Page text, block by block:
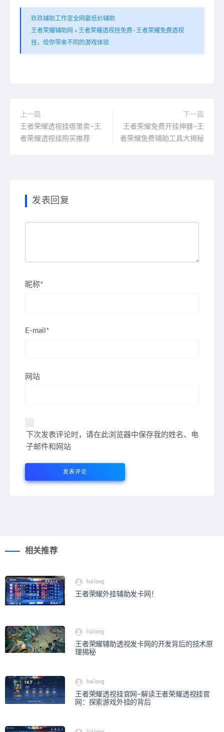
玖玖辅助工作室全网最低价辅助
王者荣耀辅助网 » 王者荣耀透视挂免费–王者荣耀免费透视
挂，给你带来不同的游戏体验
上一篇
王者荣耀透视挂哪里卖–王
者荣耀透视挂购买推荐
下一篇
王者荣耀免费开挂神器–王
者荣耀免费辅助工具大揭秘
发表回复
昵称*
E-mail*
网站
下次发表评论时，请在此浏览器中保存我的姓名、电
子邮件和网站
相关推荐
hailong
王者荣耀外挂辅助发卡网！
hailong
王者荣耀辅助透视发卡网的开发背后的技术原
理揭秘
hailong
王者荣耀透视挂官网–解读王者荣耀透视挂官
网：探索游戏外挂的背后